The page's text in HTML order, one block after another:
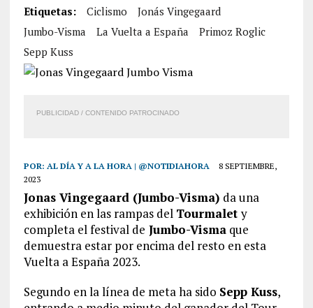
Etiquetas: Ciclismo
Jonás Vingegaard
Jumbo-Visma
La Vuelta a España
Primoz Roglic
Sepp Kuss
PUBLICIDAD / CONTENIDO PATROCINADO
POR: AL DÍA Y A LA HORA | @NOTIDIAHORA
8 SEPTIEMBRE,
2023
Jonas Vingegaard (Jumbo-Visma) da una
exhibición en las rampas del Tourmalety
completa el festival de Jumbo-Vismaque
demuestra estar por encima del resto en esta
Vuelta a España 2023.
Segundo en la línea de meta ha sido Sepp Kuss,